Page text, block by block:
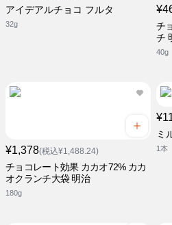
アイデアルチョコ フルタ
32g
チ
チ
40g
¥1,378(税込¥1,488.24)
チョコレート効果 カカオ72% カカ
オクランチ大袋 明治
180g
ミ
1本